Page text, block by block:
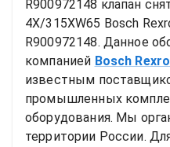
R900972148 клапан
4X/315XW65 Bosch
R900972148. Данное
компанией Bosch
известным
промышленных
оборудования. Мы
территории России.